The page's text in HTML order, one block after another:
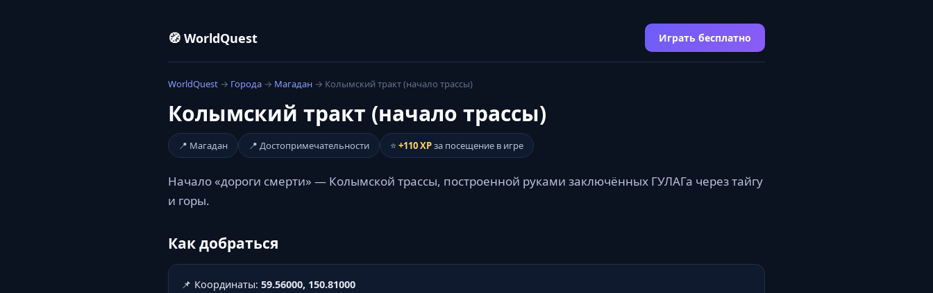
🧭 WorldQuest Играть бесплатно
WorldQuest → Города → Магадан → Колымский тракт (начало трассы)
Колымский тракт (начало трассы)
📍 Магадан 📍 Достопримечательности ⭐ +110 XPза посещение в игре
Начало «дороги смерти» — Колымской трассы, построенной руками заключённых ГУЛАГа через тайгу
и горы.
Как добраться
📌 Координаты: 59.56000, 150.81000